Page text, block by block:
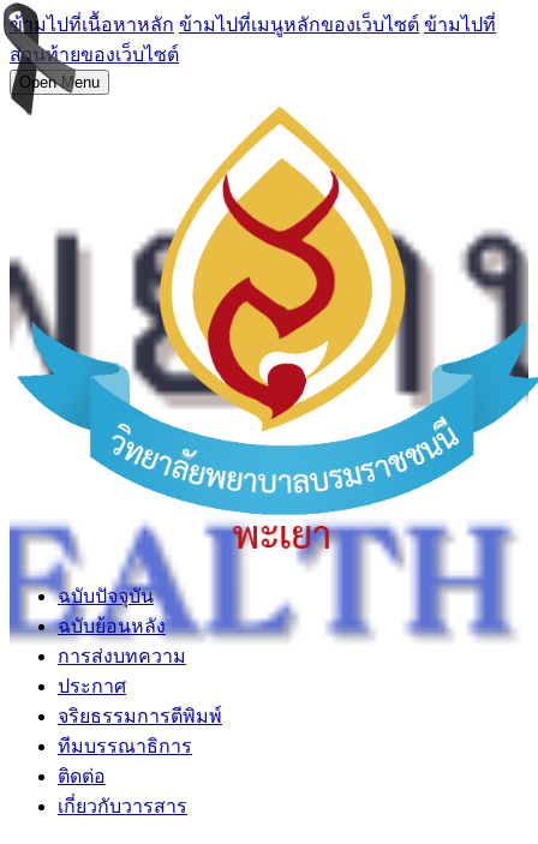
ข้ามไปที่เนื้อหาหลัก ข้ามไปที่เมนูหลักของเว็บไซต์ ข้ามไปที่
ส่วนท้ายของเว็บไซต์
Open Menu
ฉบับปัจจุบัน
ฉบับย้อนหลัง
การส่งบทความ
ประกาศ
จริยธรรมการตีพิมพ์
ทีมบรรณาธิการ
ติดต่อ
เกี่ยวกับวารสาร